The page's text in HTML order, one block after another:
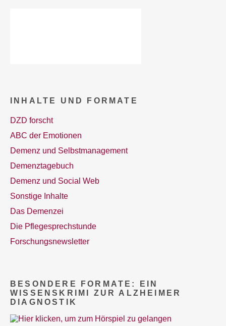
INHALTE UND FORMATE
DZD forscht
ABC der Emotionen
Demenz und Selbstmanagement
Demenztagebuch
Demenz und Social Web
Sonstige Inhalte
Das Demenzei
Die Pflegesprechstunde
Forschungsnewsletter
BESONDERE FORMATE: EIN
WISSENSKRIMI ZUR ALZHEIMER
DIAGNOSTIK